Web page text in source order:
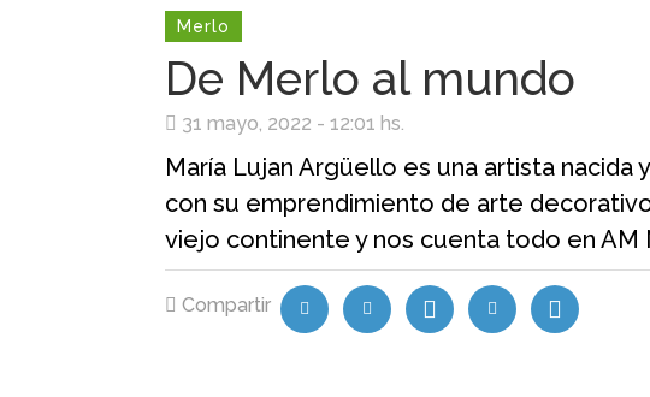
Merlo
De Merlo al mundo
31 mayo, 2022 - 12:01 hs.
María Lujan Argüello es una artista nacida
con su emprendimiento de arte
viejo continente y nos cuenta todo en AM
Compartir